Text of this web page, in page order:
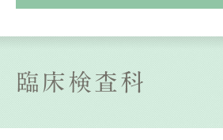
臨床検査科